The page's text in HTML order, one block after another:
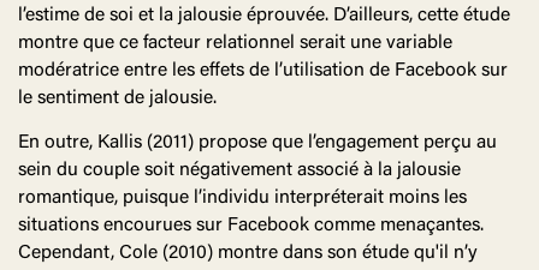
l’estime de soi et la jalousie éprouvée. D’ailleurs, cette étude
montre que ce facteur relationnel serait une variable
modératrice entre les effets de l’utilisation de Facebook sur
le sentiment de jalousie.
En outre, Kallis (2011) propose que l’engagement perçu au
sein du couple soit négativement associé à la jalousie
romantique, puisque l’individu interpréterait moins les
situations encourues sur Facebook comme menaçantes.
Cependant, Cole (2010) montre dans son étude qu'il n’y